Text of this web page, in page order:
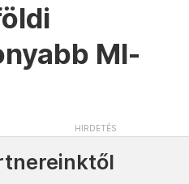
MI-